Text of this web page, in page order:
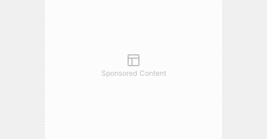
Sponsored Content